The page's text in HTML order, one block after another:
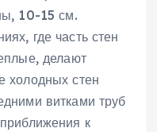
10-15 см.
где часть стен
делают
холодных стен
витками труб
к